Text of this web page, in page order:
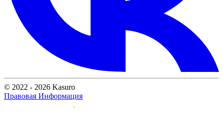
© 2022 - 2026 Kasuro
Правовая Информация